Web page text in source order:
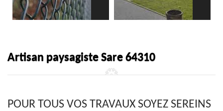
Artisan paysagiste Sare 64310
POUR TOUS VOS TRAVAUX SOYEZ SEREINS